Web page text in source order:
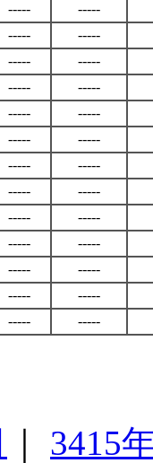
-----
-----
-----
-----
-----
-----
-----
-----
-----
-----
-----
-----
-----
-----
-----
-----
-----
-----
-----
-----
-----
-----
-----
-----
----- -----
3415